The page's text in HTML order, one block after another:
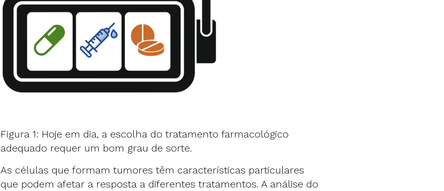
Figura 1: Hoje em dia, a escolha do tratamento farmacológico
adequado requer um bom grau de sorte.
As células que formam tumores têm características particulares
que podem afetar a resposta a diferentes tratamentos. A análise do